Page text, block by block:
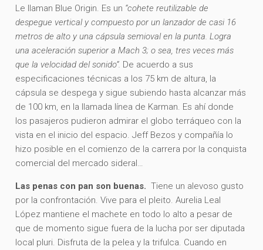
Le llaman Blue Origin. Es un “cohete reutilizable de
despegue vertical y compuesto por un lanzador de casi 16
metros de alto y una cápsula semioval en la punta. Logra
una aceleración superior a Mach 3; o sea, tres veces más
que la velocidad del sonido”. De acuerdo a sus
especificaciones técnicas a los 75 km de altura, la
cápsula se despega y sigue subiendo hasta alcanzar más
de 100 km, en la llamada línea de Karman. Es ahí donde
los pasajeros pudieron admirar el globo terráqueo con la
vista en el inicio del espacio. Jeff Bezos y compañía lo
hizo posible en el comienzo de la carrera por la conquista
comercial del mercado sideral…
Las penas con pan son buenas. Tiene un alevoso gusto
por la confrontación. Vive para el pleito. Aurelia Leal
López mantiene el machete en todo lo alto a pesar de
que de momento sigue fuera de la lucha por ser diputada
local pluri. Disfruta de la pelea y la trifulca. Cuando en